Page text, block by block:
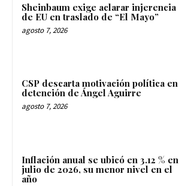
Sheinbaum exige aclarar injerencia
de EU en traslado de “El Mayo”
agosto 7, 2026
CSP descarta motivación política en
detención de Ángel Aguirre
agosto 7, 2026
Inflación anual se ubicó en 3.12 % en
julio de 2026, su menor nivel en el
año